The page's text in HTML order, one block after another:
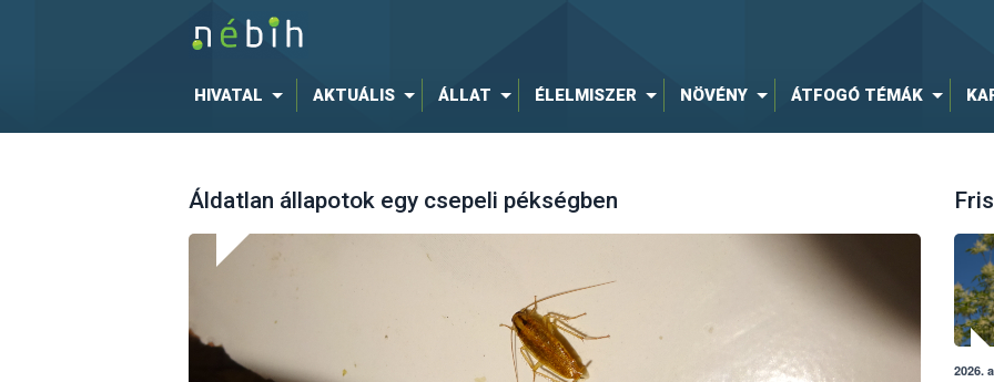
HIVATAL AKTUÁLIS ÁLLAT ÉLELMISZER NÖVÉNY ÁTFOGÓ TÉMÁK
Áldatlan állapotok egy csepeli pékségben
2026.